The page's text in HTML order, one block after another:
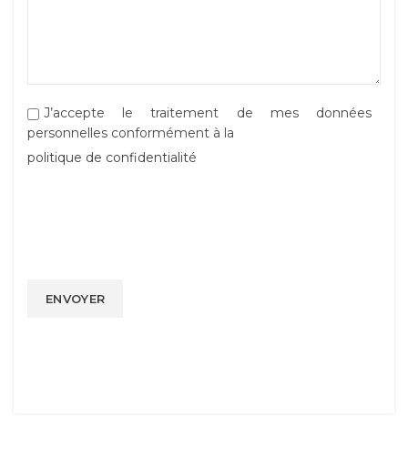
J’accepte le traitement de mes données
personnelles conformément à la
politique de confidentialité